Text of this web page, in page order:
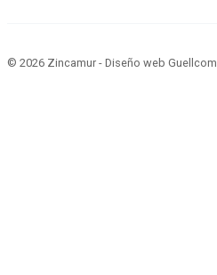
© 2026 Zincamur - Diseño web Guellcom